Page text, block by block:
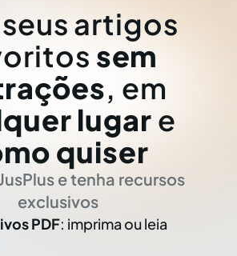
artigos
sem
, em
lugar e
quiser
e tenha recursos
exclusivos
PDF: imprima ou leia